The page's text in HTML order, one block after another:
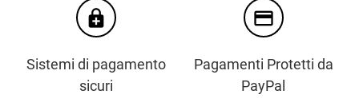
enhanced_encryption
Sistemi di pagamento
sicuri
credit_card
Pagamenti Protetti da
PayPal